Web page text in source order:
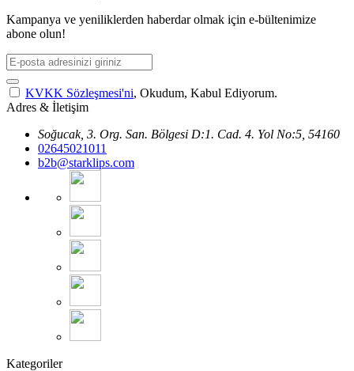
Kampanya ve yeniliklerden haberdar olmak için e-bültenimize
abone olun!
KVKK Sözleşmesi'ni, Okudum, Kabul Ediyorum.
Adres & İletişim
Soğucak, 3. Org. San. Bölgesi D:1. Cad. 4. Yol No:5, 54160
02645021011
b2b@starklips.com
Kategoriler